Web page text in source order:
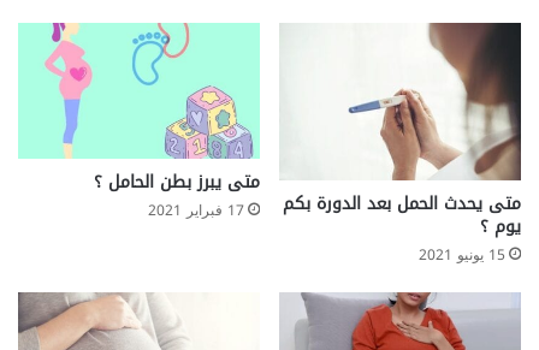
متى يحدث الحمل بعد الدورة بكم
يوم ؟
15 يونيو 2021
متى يبرز بطن الحامل ؟
17 فبراير 2021